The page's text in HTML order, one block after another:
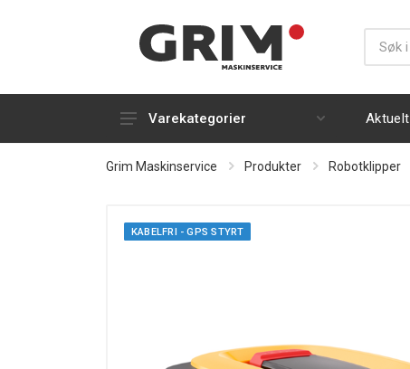
Gress- og plenbearbeiding
Håndholdt
Kapp og kløyving
Varekategorier Aktuelt
Grim Maskinservice Produkter Robotklipper
KABELFRI - GPS STYRT